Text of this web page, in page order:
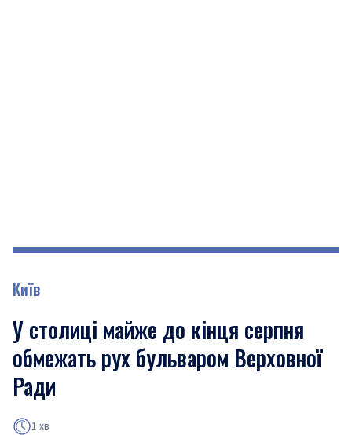
Київ
У столиці майже до кінця серпня
обмежать рух бульваром Верховної
Ради
1 хв